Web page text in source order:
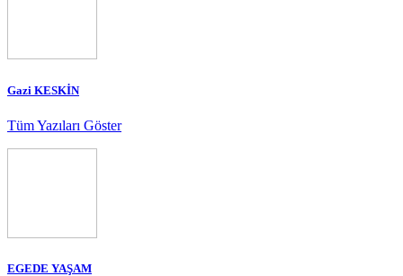
Gazi KESKİN
Tüm Yazıları Göster
EGEDE YAŞAM